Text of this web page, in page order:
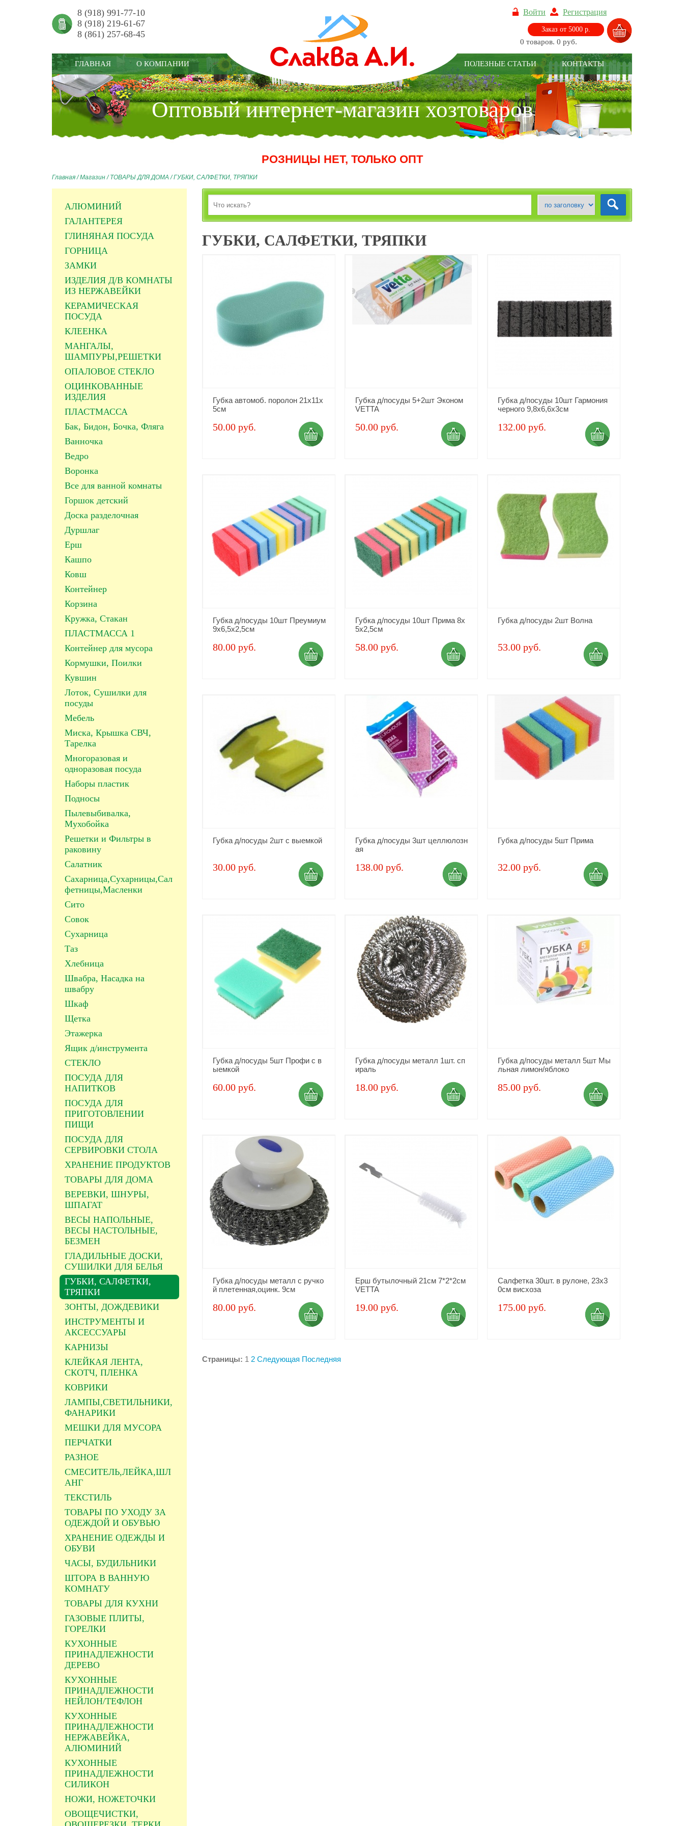
8 (918) 991-77-10
8 (918) 219-61-67
8 (861) 257-68-45
Войти Регистрация
Заказ от 5000 р.
0 товаров. 0 руб.
Оптовый интернет-магазин хозтоваров
ГЛАВНАЯ О КОМПАНИИ МАГАЗИН ПОЛЕЗНЫЕ СТАТЬИ КОНТАКТЫ
РОЗНИЦЫ НЕТ, ТОЛЬКО ОПТ
Главная/Магазин/ТОВАРЫ ДЛЯ ДОМА/ГУБКИ, САЛФЕТКИ, ТРЯПКИ
АЛЮМИНИЙ
ГАЛАНТЕРЕЯ
ГЛИНЯНАЯ ПОСУДА
ГОРНИЦА
ЗАМКИ
ИЗДЕЛИЯ Д/В КОМНАТЫ
ИЗ НЕРЖАВЕЙКИ
КЕРАМИЧЕСКАЯ
ПОСУДА
КЛЕЕНКА
МАНГАЛЫ,
ШАМПУРЫ,РЕШЕТКИ
ОПАЛОВОЕ СТЕКЛО
ОЦИНКОВАННЫЕ
ИЗДЕЛИЯ
ПЛАСТМАССА
Бак, Бидон, Бочка, Фляга
Ванночка
Ведро
Воронка
Все для ванной комнаты
Горшок детский
Доска разделочная
Дуршлаг
Ерш
Кашпо
Ковш
Контейнер
Корзина
Кружка, Стакан
ПЛАСТМАССА 1
Контейнер для мусора
Кормушки, Поилки
Кувшин
Лоток, Сушилки для
посуды
Мебель
Миска, Крышка СВЧ,
Тарелка
Многоразовая и
одноразовая посуда
Наборы пластик
Подносы
Пылевыбивалка,
Мухобойка
Решетки и Фильтры в
раковину
Салатник
Сахарница,Сухарницы,Сал
фетницы,Масленки
Сито
Совок
Сухарница
Таз
Хлебница
Швабра, Насадка на
швабру
Шкаф
Щетка
Этажерка
Ящик д/инструмента
СТЕКЛО
ПОСУДА ДЛЯ
НАПИТКОВ
ПОСУДА ДЛЯ
ПРИГОТОВЛЕНИИ
ПИЩИ
ПОСУДА ДЛЯ
СЕРВИРОВКИ СТОЛА
ХРАНЕНИЕ ПРОДУКТОВ
ТОВАРЫ ДЛЯ ДОМА
ВЕРЕВКИ, ШНУРЫ,
ШПАГАТ
ВЕСЫ НАПОЛЬНЫЕ,
ВЕСЫ НАСТОЛЬНЫЕ,
БЕЗМЕН
ГЛАДИЛЬНЫЕ ДОСКИ,
СУШИЛКИ ДЛЯ БЕЛЬЯ
ГУБКИ, САЛФЕТКИ,
ТРЯПКИ
ЗОНТЫ, ДОЖДЕВИКИ
ИНСТРУМЕНТЫ И
АКСЕССУАРЫ
КАРНИЗЫ
КЛЕЙКАЯ ЛЕНТА,
СКОТЧ, ПЛЕНКА
КОВРИКИ
ЛАМПЫ,СВЕТИЛЬНИКИ,
ФАНАРИКИ
МЕШКИ ДЛЯ МУСОРА
ПЕРЧАТКИ
РАЗНОЕ
СМЕСИТЕЛЬ,ЛЕЙКА,ШЛ
АНГ
ТЕКСТИЛЬ
ТОВАРЫ ПО УХОДУ ЗА
ОДЕЖДОЙ И ОБУВЬЮ
ХРАНЕНИЕ ОДЕЖДЫ И
ОБУВИ
ЧАСЫ, БУДИЛЬНИКИ
ШТОРА В ВАННУЮ
КОМНАТУ
ТОВАРЫ ДЛЯ КУХНИ
ГАЗОВЫЕ ПЛИТЫ,
ГОРЕЛКИ
КУХОННЫЕ
ПРИНАДЛЕЖНОСТИ
ДЕРЕВО
КУХОННЫЕ
ПРИНАДЛЕЖНОСТИ
НЕЙЛОН/ТЕФЛОН
КУХОННЫЕ
ПРИНАДЛЕЖНОСТИ
НЕРЖАВЕЙКА,
АЛЮМИНИЙ
КУХОННЫЕ
ПРИНАДЛЕЖНОСТИ
СИЛИКОН
НОЖИ, НОЖЕТОЧКИ
ОВОЩЕЧИСТКИ,
ГУБКИ, САЛФЕТКИ, ТРЯПКИ
Губка автомоб. поролон 21х11х
5см
50.00 руб.
Губка д/посуды 5+2шт Эконом
VETTA
50.00 руб.
Губка д/посуды 10шт Гармония
черного 9,8х6,6х3см
132.00 руб.
Губка д/посуды 10шт Преумиум
9х6,5х2,5см
80.00 руб.
Губка д/посуды 10шт Прима 8х
5х2,5см
58.00 руб.
Губка д/посуды 2шт Волна
53.00 руб.
Губка д/посуды 2шт с выемкой
30.00 руб.
Губка д/посуды 3шт целлюлозн
ая
138.00 руб.
Губка д/посуды 5шт Прима
32.00 руб.
Губка д/посуды 5шт Профи с в
ыемкой
60.00 руб.
Губка д/посуды металл 1шт. сп
ираль
18.00 руб.
Губка д/посуды металл 5шт Мы
льная лимон/яблоко
85.00 руб.
Губка д/посуды металл с ручко
й плетенная,оцинк. 9см
80.00 руб.
Ерш бутылочный 21см 7*2*2см
VETTA
19.00 руб.
Салфетка 30шт. в рулоне, 23х3
0см висхоза
175.00 руб.
Страницы: 1 2 Следующая Последняя